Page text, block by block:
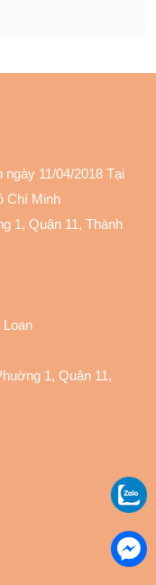
ngày 11/04/2018 Tại
Chí Minh
1, Quận 11, Thành
1, Quận 11,